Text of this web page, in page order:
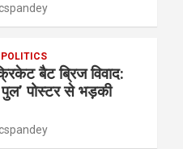
POLITICS
बैट ब्रिज विवाद:
पुल’ पोस्टर से भड़की